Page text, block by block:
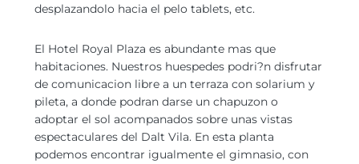
desplazandolo hacia el pelo tablets, etc.
El Hotel Royal Plaza es abundante mas que
habitaciones. Nuestros huespedes podri?n disfrutar
de comunicacion libre a un terraza con solarium y
pileta, a donde podran darse un chapuzon o
adoptar el sol acompanados sobre unas vistas
espectaculares del Dalt Vila. En esta planta
podemos encontrar igualmente el gimnasio, con